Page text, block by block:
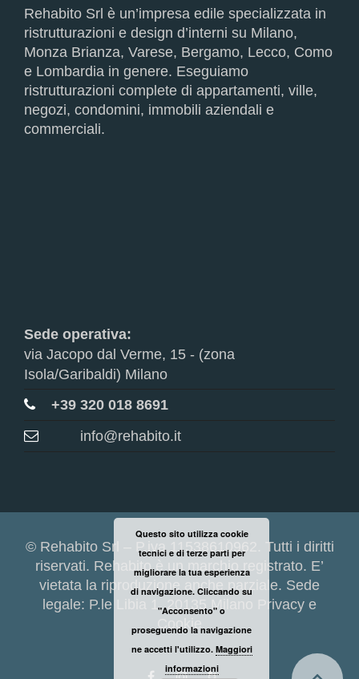
Rehabito Srl è un’impresa edile specializzata in
ristrutturazioni e design d’interni su Milano,
Monza Brianza, Varese, Bergamo, Lecco, Como
e Lombardia in genere. Eseguiamo
ristrutturazioni complete di appartamenti, ville,
negozi, condomini, immobili aziendali e
commerciali.
Sede operativa:
via Jacopo dal Verme, 15 - (zona
Isola/Garibaldi) Milano
+39 320 018 8691
info@rehabito.it
© Rehabito Srl – P.iva 11538610962. Tutti i diritti
riservati. Rehabito è un marchio registrato. E’
vietata la riproduzione anche parziale. Sede
legale: P.le Libia 1, 20135 Milano
Privacy e
Cookie
Questo sito utilizza cookie
tecnici e di terze parti per
migliorare la tua esperienza
di navigazione. Cliccando su
"Acconsento" o
proseguendo la navigazione
ne accetti l'utilizzo. Maggiori
informazioni